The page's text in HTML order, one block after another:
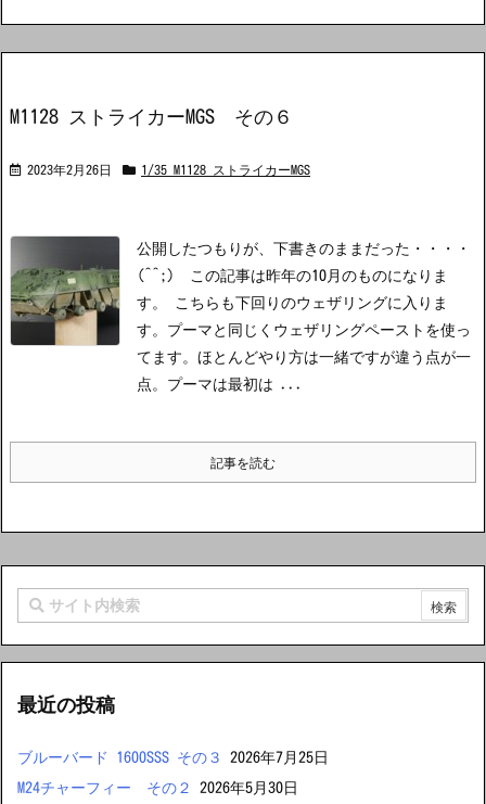
M1128 ストライカーMGS その６
2023年2月26日 1/35 M1128 ストライカーMGS
公開したつもりが、下書きのままだった・・・・
(^^;) この記事は昨年の10月のものになりま
す。 こちらも下回りのウェザリングに入りま
す。プーマと同じくウェザリングペーストを使っ
てます。ほとんどやり方は一緒ですが違う点が一
点。プーマは最初は ...
記事を読む
最近の投稿
ブルーバード 1600SSS その３
2026年7月25日
M24チャーフィー その２
2026年5月30日